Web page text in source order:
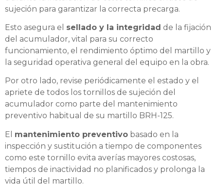
sujeción para garantizar la correcta precarga.
Esto asegura el sellado y la integridad de la fijación
del acumulador, vital para su correcto
funcionamiento, el rendimiento óptimo del martillo y
la seguridad operativa general del equipo en la obra.
Por otro lado, revise periódicamente el estado y el
apriete de todos los tornillos de sujeción del
acumulador como parte del mantenimiento
preventivo habitual de su martillo BRH-125.
El mantenimiento preventivo basado en la
inspección y sustitución a tiempo de componentes
como este tornillo evita averías mayores costosas,
tiempos de inactividad no planificados y prolonga la
vida útil del martillo.